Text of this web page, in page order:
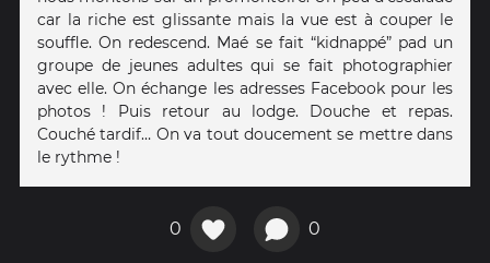
car la riche est glissante mais la vue est à couper le
souffle. On redescend. Maé se fait “kidnappé” pad un
groupe de jeunes adultes qui se fait photographier
avec elle. On échange les adresses Facebook pour les
photos ! Puis retour au lodge. Douche et repas.
Couché tardif… On va tout doucement se mettre dans
le rythme !
0 0